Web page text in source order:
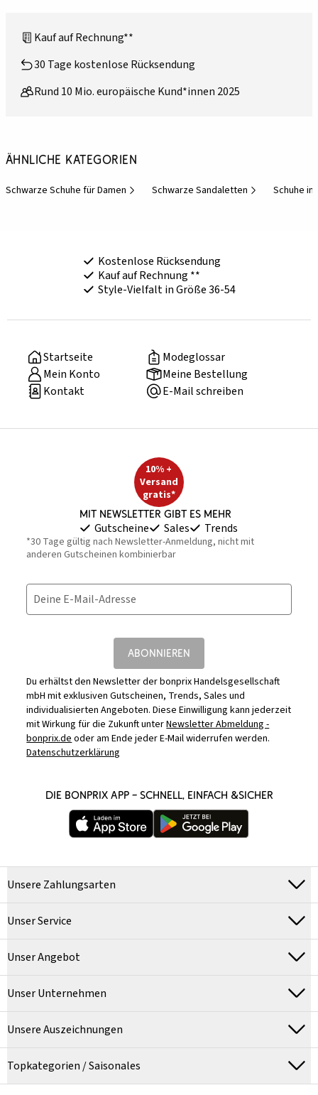
Kauf auf Rechnung**
30 Tage kostenlose Rücksendung
Rund 10 Mio. europäische Kund*innen 2025
Ähnliche Kategorien
Schwarze Schuhe für Damen Schwarze Sandaletten Schuhe
Kostenlose Rücksendung
Kauf auf Rechnung **
Style-Vielfalt in Größe 36-54
Startseite
Modeglossar
Mein Konto
Meine Bestellung
Kontakt
E-Mail schreiben
10% +
Versand
gratis*
Mit Newsletter gibt es mehr
Gutscheine Sales Trends
*30 Tage gültig nach Newsletter-Anmeldung, nicht mit
anderen Gutscheinen kombinierbar
Deine E-Mail-Adresse
ABONNIEREN
Du erhältst den Newsletter der bonprix Handelsgesellschaft
mbH mit exklusiven Gutscheinen, Trends, Sales und
individualisierten Angeboten. Diese Einwilligung kann jederzeit
mit Wirkung für die Zukunft unterNewsletter Abmeldung -
bonprix.deoder am Ende jeder E-Mail widerrufen werden.
Datenschutzerklärung
DIE BONPRIX APP – SCHNELL, EINFACH &SICHER
Unsere Zahlungsarten
Unser Service
Unser Angebot
Unser Unternehmen
Unsere Auszeichnungen
Topkategorien / Saisonales